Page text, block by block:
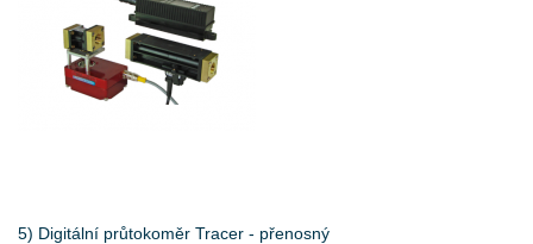
5) Digitální průtokoměr Tracer - přenosný